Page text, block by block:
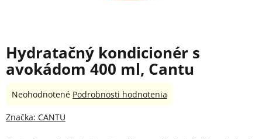
Hydratačný kondicionér s
avokádom 400 ml, Cantu
Priemerné
produktu
Neohodnotené Podrobnosti hodnotenia
Značka: CANTU